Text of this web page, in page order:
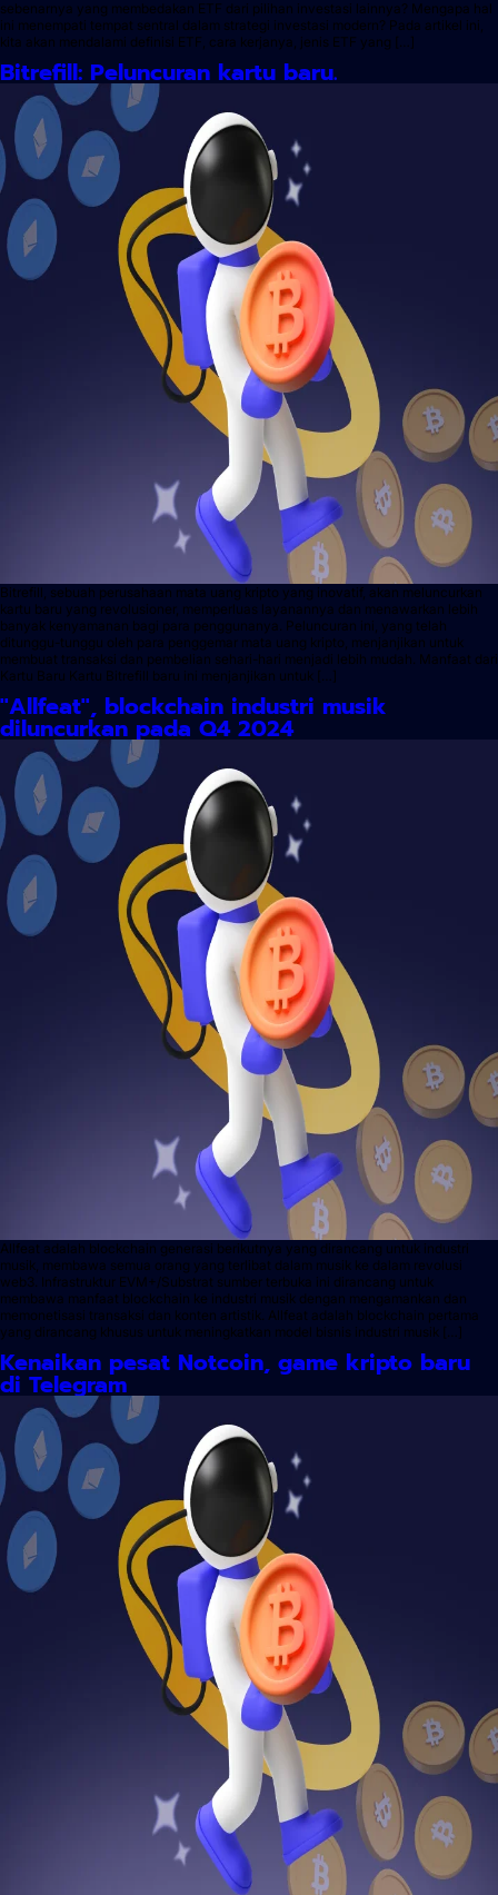
sebenarnya yang membedakan ETF dari pilihan investasi lainnya? Mengapa hal
ini menempati tempat sentral dalam strategi investasi modern? Pada artikel ini,
kita akan mendalami definisi ETF, cara kerjanya, jenis ETF yang […]
Bitrefill: Peluncuran kartu baru.
Bitrefill, sebuah perusahaan mata uang kripto yang inovatif, akan meluncurkan
kartu baru yang revolusioner, memperluas layanannya dan menawarkan lebih
banyak kenyamanan bagi para penggunanya. Peluncuran ini, yang telah
ditunggu-tunggu oleh para penggemar mata uang kripto, menjanjikan untuk
membuat transaksi dan pembelian sehari-hari menjadi lebih mudah. Manfaat dari
Kartu Baru Kartu Bitrefill baru ini menjanjikan untuk […]
''Allfeat'', blockchain industri musik
diluncurkan pada Q4 2024
Allfeat adalah blockchain generasi berikutnya yang dirancang untuk industri
musik, membawa semua orang yang terlibat dalam musik ke dalam revolusi
web3. Infrastruktur EVM+/Substrat sumber terbuka ini dirancang untuk
membawa manfaat blockchain ke industri musik dengan mengamankan dan
memonetisasi transaksi dan konten artistik. Allfeat adalah blockchain pertama
yang dirancang khusus untuk meningkatkan model bisnis industri musik […]
Kenaikan pesat Notcoin, game kripto baru
di Telegram